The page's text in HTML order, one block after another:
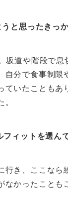
と思ったきっ
坂道や階段で
分で食事制限
いたこともあ
ィットを選ん
き、ここなら
かったことも